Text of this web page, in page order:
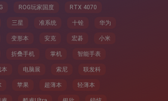
ROG玩家国度 RTX 4070
三星 准系统 十铨 华为
变形本 安克 宏碁 小米
折叠手机 掌机 智能手表
本 电脑展 索尼 联发科
苹果 超薄本 轻薄本